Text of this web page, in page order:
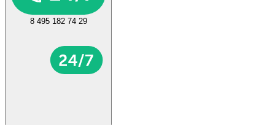
8 495 182 74 29